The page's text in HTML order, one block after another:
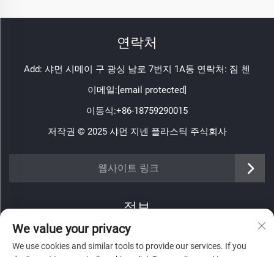
연락처
Add: 샤먼 시메이 구 광싱 남로 7번지 1A동 연락처: 짐 첸
이메일:[email protected]
이동식:+86-18759290015
저작권 © 2025 샤먼 지넨 플라스틱 주식회사
웹사이트 링크
https://www.jinenplastic.com/service
https://www.jinenplastic.com/projects
정보
주간 뉴스레터를 받으려면 가입하세요
We value your privacy
We use cookies and similar tools to provide our services. If you